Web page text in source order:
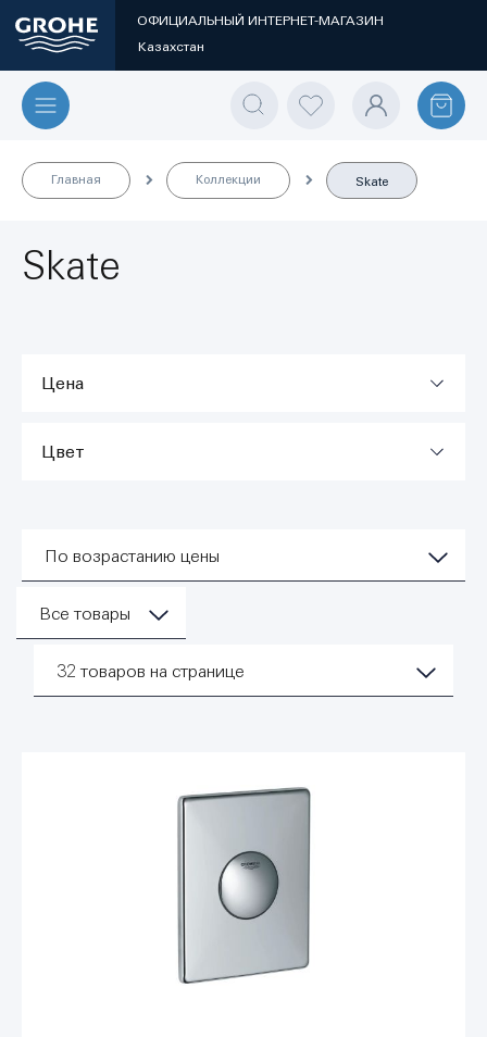
ОФИЦИАЛЬНЫЙ ИНТЕРНЕТ-МАГАЗИН
Казахстан
Главная Коллекции Skate
Skate
По возрастанию цены
Все товары
32 товаров на странице
Цена
Цвет